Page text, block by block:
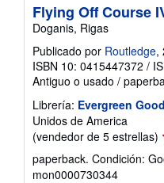
Flying Off Course
Doganis, Rigas
Publicado por Routledge,
ISBN 10: 0415447372 /
Antiguo o usado /
Librería: Evergreen
Unidos de America
(vendedor de 5 estrellas)
paperback. Condición:
mon0000730344